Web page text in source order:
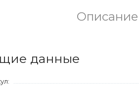
Описание
данные